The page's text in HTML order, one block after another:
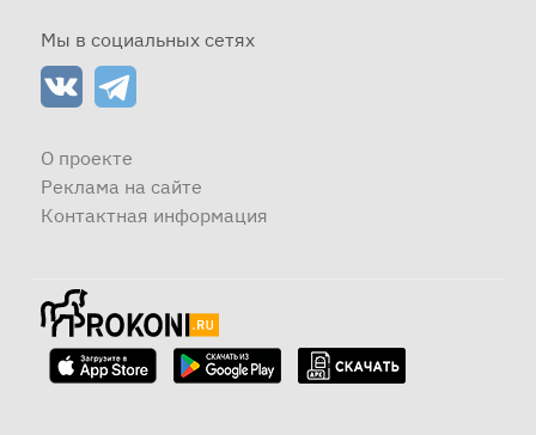
Мы в социальных сетях
О проекте
Реклама на сайте
Контактная информация